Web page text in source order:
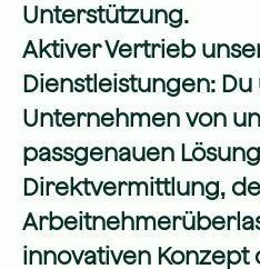
Unterstützung.
Aktiver Vertrieb
Dienstleistungen:
Unternehmen von
passgenauen
Direktvermittlung,
innovativen Konzept